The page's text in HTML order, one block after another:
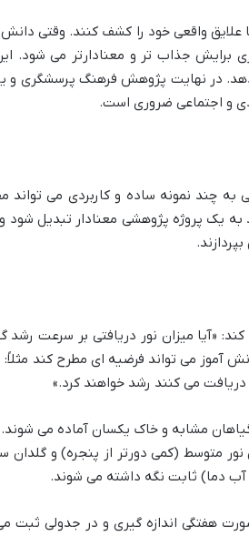
واقعی خود را کشف کنند. وقتی
برایش جذاب تر و معنادارتر می شود.
در نهایت پژوهش فرهنگ پرسشگری و
و اجتماعی ضروری است.
چند نمونه ساده و کاربردی می تواند
یک پروژه پژوهشی معنادار تبدیل شود
«آیا میزان نور دریافتی بر سرعت رشد
می تواند فرضیه ای مطرح کند مثلاً:
می کنند رشد خواهند کرد.»
مشابه و خاک یکسان آماده می شوند.
متوسط (کمی دورتر از پنجره) و
آب دما) ثابت نگه داشته می شوند.
هفتگی اندازه گیری و در جدولی ثبت